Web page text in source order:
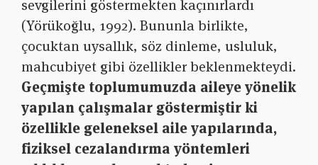
sevgilerini göstermekten kaçınırlardı
(Yörükoğlu, 1992). Bununla birlikte,
çocuktan uysallık, söz dinleme, usluluk,
mahcubiyet gibi özellikler beklenmekteydi.
Geçmişte toplumumuzda aileye yönelik
yapılan çalışmalar göstermiştir ki
özellikle geleneksel aile yapılarında,
fiziksel cezalandırma yöntemleri